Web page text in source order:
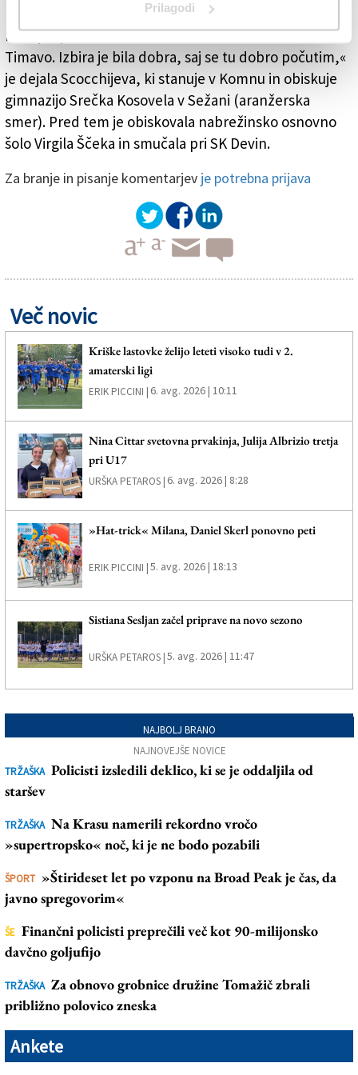
Prilagodi
leti. Najprej sem veslala v Ribiškem naselju, kjer pa je
klub propadel in nato sem se odločila za tržiški
Timavo. Izbira je bila dobra, saj se tu dobro počutim,«
je dejala Scocchijeva, ki stanuje v Komnu in obiskuje
gimnazijo Srečka Kosovela v Sežani (aranžerska
smer). Pred tem je obiskovala nabrežinsko osnovno
šolo Virgila Ščeka in smučala pri SK Devin.
Za branje in pisanje komentarjev je potrebna prijava
Več novic
Kriške lastovke želijo leteti visoko tudi v 2.
amaterski ligi
ERIK PICCINI | 6. avg. 2026 | 10:11
Nina Cittar svetovna prvakinja, Julija Albrizio tretja
pri U17
URŠKA PETAROS | 6. avg. 2026 | 8:28
»Hat-trick« Milana, Daniel Skerl ponovno peti
ERIK PICCINI |5. avg. 2026 | 18:13
Sistiana Sesljan začel priprave na novo sezono
URŠKA PETAROS |5. avg. 2026 | 11:47
NAJBOLJ BRANO
NAJNOVEJŠE NOVICE
TRŽAŠKA Policisti izsledili deklico, ki se je oddaljila od
staršev
TRŽAŠKA Na Krasu namerili rekordno vročo
»supertropsko« noč, ki je ne bodo pozabili
ŠPORT »Štirideset let po vzponu na Broad Peak je čas, da
javno spregovorim«
ŠE Finančni policisti preprečili več kot 90-milijonsko
davčno goljufijo
TRŽAŠKA Za obnovo grobnice družine Tomažič zbrali
približno polovico zneska
Ankete